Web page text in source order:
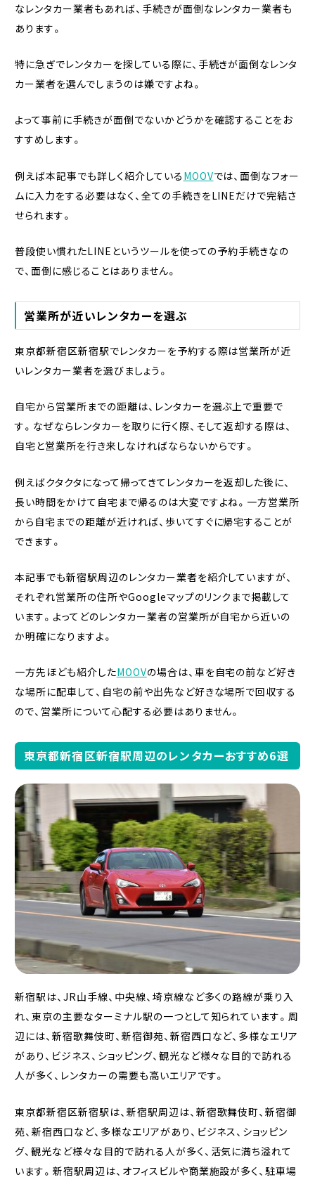
なレンタカー業者もあれば、手続きが面倒なレンタカー業者も
あります。
特に急ぎでレンタカーを探している際に、手続きが面倒なレンタ
カー業者を選んでしまうのは嫌ですよね。
よって事前に手続きが面倒でないかどうかを確認することをお
すすめします。
例えば本記事でも詳しく紹介している MOOVでは、面倒なフォー
ムに入力をする必要はなく、全ての手続きをLINEだけで完結さ
せられます。
普段使い慣れたLINEというツールを使っての予約手続きなの
で、面倒に感じることはありません。
営業所が近いレンタカーを選ぶ
東京都新宿区新宿駅でレンタカーを予約する際は営業所が近
いレンタカー業者を選びましょう。
自宅から営業所までの距離は、レンタカーを選ぶ上で重要で
す。なぜならレンタカーを取りに行く際、そして返却する際は、
自宅と営業所を行き来しなければならないからです。
例えばクタクタになって帰ってきてレンタカーを返却した後に、
長い時間をかけて自宅まで帰るのは大変ですよね。一方営業所
から自宅までの距離が近ければ、歩いてすぐに帰宅することが
できます。
本記事でも新宿駅周辺のレンタカー業者を紹介していますが、
それぞれ営業所の住所やGoogleマップのリンクまで掲載して
います。よってどのレンタカー業者の営業所が自宅から近いの
か明確になりますよ。
一方先ほども紹介したMOOVの場合は、車を自宅の前など好き
な場所に配車して、自宅の前や出先など好きな場所で回収する
ので、営業所について心配する必要はありません。
東京都新宿区新宿駅周辺のレンタカーおすすめ6選
新宿駅は、JR山手線、中央線、埼京線など多くの路線が乗り入
れ、東京の主要なターミナル駅の一つとして知られています。周
辺には、新宿歌舞伎町、新宿御苑、新宿西口など、多様なエリア
があり、ビジネス、ショッピング、観光など様々な目的で訪れる
人が多く、レンタカーの需要も高いエリアです。
東京都新宿区新宿駅は、新宿駅周辺は、新宿歌舞伎町、新宿御
苑、新宿西口など、多様なエリアがあり、ビジネス、ショッピン
グ、観光など様々な目的で訪れる人が多く、活気に満ち溢れて
います。新宿駅周辺は、オフィスビルや商業施設が多く、駐車場